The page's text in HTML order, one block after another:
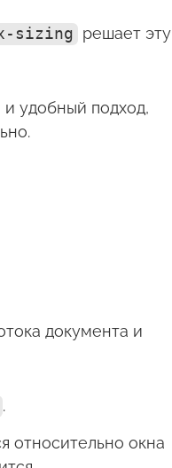
sizing решает эту
удобный подход,
документа и
.
относительно окна